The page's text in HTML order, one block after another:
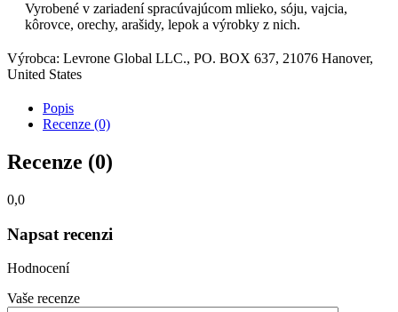
Vyrobené v zariadení spracúvajúcom mlieko, sóju, vajcia,
kôrovce, orechy, arašidy, lepok a výrobky z nich.
Výrobca: Levrone Global LLC., PO. BOX 637, 21076 Hanover,
United States
Popis
Recenze (0)
Recenze (0)
0,0
Napsat recenzi
Hodnocení
Vaše recenze